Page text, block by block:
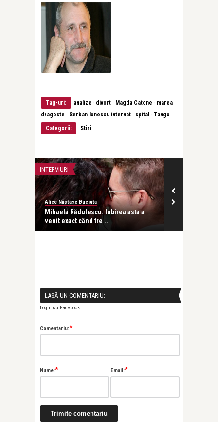
Tag-uri: analize · divort · Magda Catone · marea
dragoste · Serban Ionescu internat · spital · Tango
Categorii:
Stiri
INTERVIURI
Alice Năstase Buciuta
Mihaela Rădulescu: Iubirea asta a
venit exact când tre ...
LASĂ UN COMENTARIU:
Login cu Facebook
Comentariu:*
Nume:* Email:*